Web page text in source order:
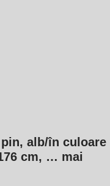
alb/în culoare
cm, … mai